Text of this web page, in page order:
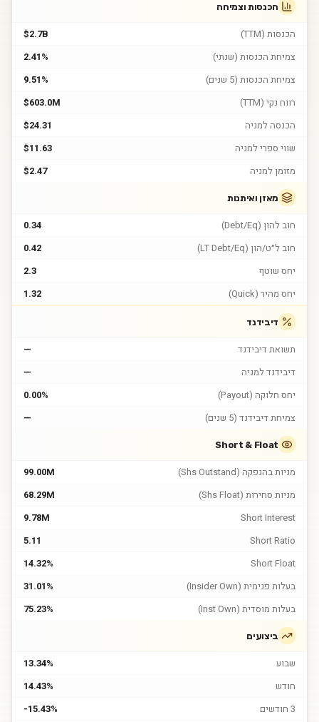
הכנסות וצמיחה
הכנסות (TTM)
$2.7B
צמיחת הכנסות (שנתי)
2.41%
צמיחת הכנסות (5 שנים)
9.51%
רווח נקי (TTM)
$603.0M
הכנסה למניה
$24.31
שווי ספרי למניה
$11.63
מזומן למניה
$2.47
מאזן ואיתנות
חוב להון (Debt/Eq)
0.34
חוב ל״ט/הון (LT Debt/Eq)
0.42
יחס שוטף
2.3
יחס מהיר (Quick)
1.32
דיבידנד
תשואת דיבידנד
—
דיבידנד למניה
—
יחס חלוקה (Payout)
0.00%
צמיחת דיבידנד (5 שנים)
—
Short & Float
מניות בהנפקה (Shs Outstand)
99.00M
מניות סחירות (Shs Float)
68.29M
Short Interest
9.78M
Short Ratio
5.11
Short Float
14.32%
בעלות פנימית (Insider Own)
31.01%
בעלות מוסדית (Inst Own)
75.23%
ביצועים
שבוע
13.34%
חודש
14.43%
3 חודשים
-15.43%